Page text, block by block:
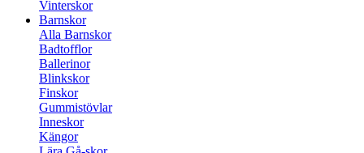
Vinterskor
Barnskor
Alla Barnskor
Badtofflor
Ballerinor
Blinkskor
Finskor
Gummistövlar
Inneskor
Kängor